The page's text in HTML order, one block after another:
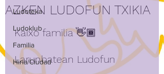
Ludoteka
Ludoklub
Familia
Hiria/Ciudad
AZKEN LUDOFUN TXIKIA
Kaixo familia 👋🏾
Larunbatean Ludofun